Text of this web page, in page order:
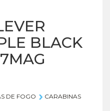
BLACK
DE FOGO
CARABINAS